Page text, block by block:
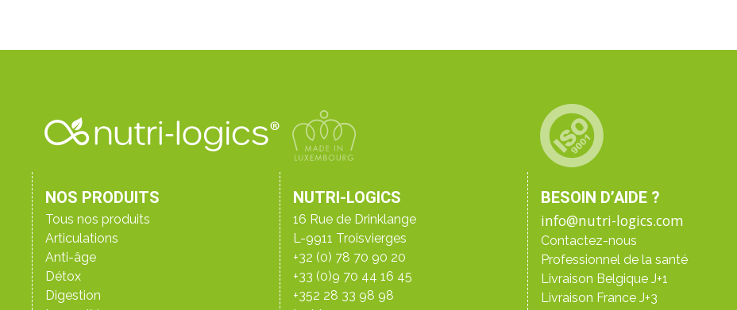
NOS PRODUITS
Tous nos produits
Articulations
Anti-âge
Détox
Digestion
NUTRI-LOGICS
16 Rue de Drinklange
L-9911 Troisvierges
+32 (0) 78 70 90 20
+33 (0)9 70 44 16 45
+352 28 33 98 98
BESOIN D’AIDE ?
info@nutri-logics.com
Contactez-nous
Professionnel de la santé
Livraison Belgique J+1
Livraison France J+3